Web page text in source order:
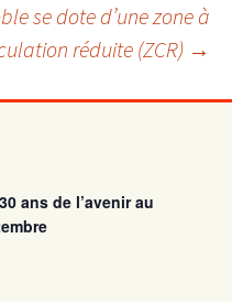
se dote d’une zone à
réduite (ZCR) →
ans de l’avenir au